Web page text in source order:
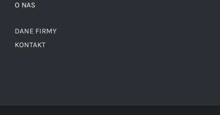
O NAS
DANE FIRMY
KONTAKT